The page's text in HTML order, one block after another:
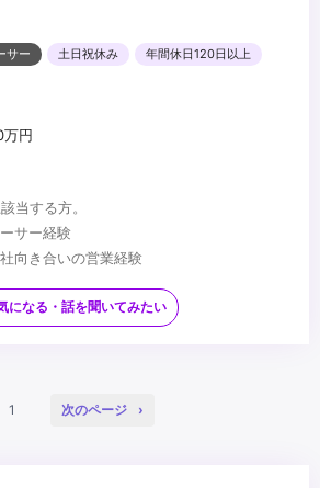
や情報を分かりやすく整理して構成され
サー 土日祝休み 年間休日120日以上
円
当する方。
サー経験
向き合いの営業経験
業務経験
提案営業経験
になる・話を聞いてみたい
1 次のページ